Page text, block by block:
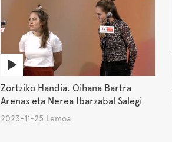
Zortziko Handia. Oihana Bartra
Arenas eta Nerea Ibarzabal Salegi
2023-11-25 Lemoa